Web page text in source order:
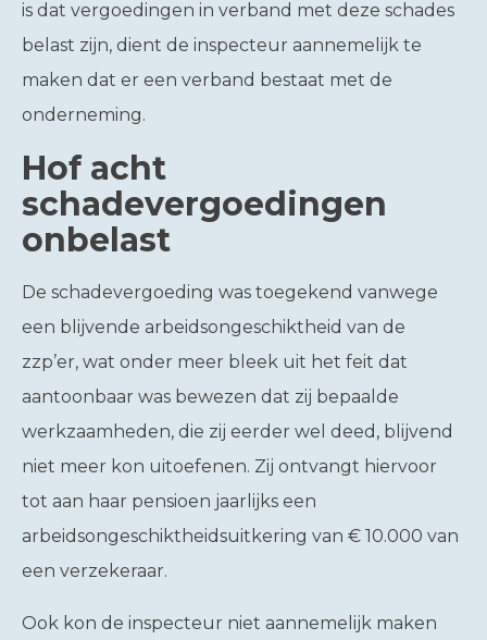
is dat vergoedingen in verband met deze schades
belast zijn, dient de inspecteur aannemelijk te
maken dat er een verband bestaat met de
onderneming.
Hof acht
schadevergoedingen
onbelast
De schadevergoeding was toegekend vanwege
een blijvende arbeidsongeschiktheid van de
zzp’er, wat onder meer bleek uit het feit dat
aantoonbaar was bewezen dat zij bepaalde
werkzaamheden, die zij eerder wel deed, blijvend
niet meer kon uitoefenen. Zij ontvangt hiervoor
tot aan haar pensioen jaarlijks een
arbeidsongeschiktheidsuitkering van € 10.000 van
een verzekeraar.
Ook kon de inspecteur niet aannemelijk maken